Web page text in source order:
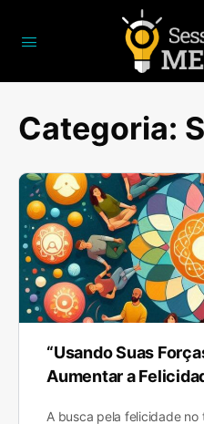
Categoria:
“Usando Suas
Aumentar a
A busca pela felicidade